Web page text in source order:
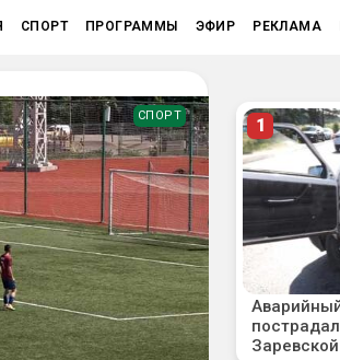
СПОРТ ПРОГРАММЫ ЭФИР РЕКЛАМА
СПОРТ